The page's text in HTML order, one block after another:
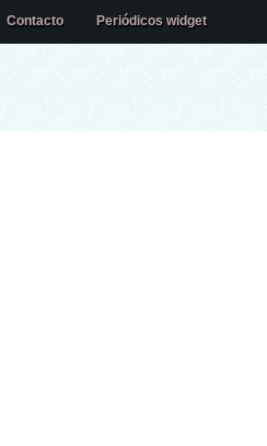
Contacto Periódicos widget